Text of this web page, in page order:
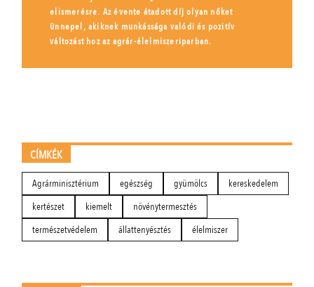
elismerésre. Az évente átadott díj olyan nőket
ünnepel, akiknek munkássága valódi és pozitív
változást hoz az agrár-élelmiszeriparban.
CÍMKÉK
Agrárminisztérium egészség gyümölcs
kereskedelem
kertészet
kiemelt
növénytermesztés
természetvédelem
állattenyésztés élelmiszer